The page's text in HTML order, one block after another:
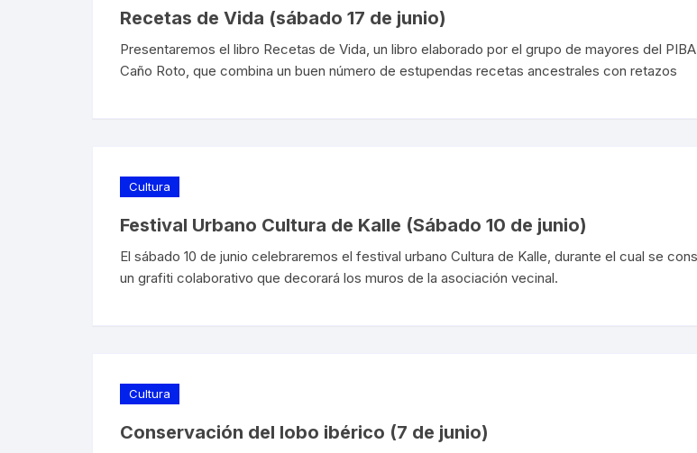
Recetas de Vida (sábado 17 de junio)
Presentaremos el libro Recetas de Vida, un libro elaborado por el grupo de mayores del
Caño Roto, que combina un buen número de estupendas recetas ancestrales con retazos
Cultura
Festival Urbano Cultura de Kalle (Sábado 10 de junio)
El sábado 10 de junio celebraremos el festival urbano Cultura de Kalle, durante el cual se
un grafiti colaborativo que decorará los muros de la asociación vecinal.
Cultura
Conservación del lobo ibérico (7 de junio)